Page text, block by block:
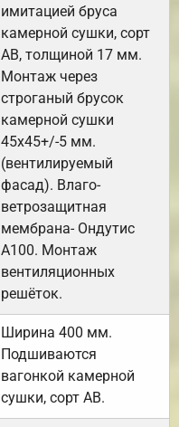
имитацией бруса
камерной сушки, сорт
АВ, толщиной 17 мм.
Монтаж через
строганый брусок
камерной сушки
45х45+/-5 мм.
(вентилируемый
фасад). Влаго-
ветрозащитная
мембрана- Ондутис
А100. Монтаж
вентиляционных
решёток.
Ширина 400 мм.
Подшиваются
вагонкой камерной
сушки, сорт АВ.